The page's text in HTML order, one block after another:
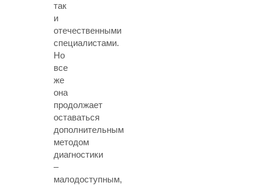
так
и
отечественными
специалистами.
Но
все
же
она
продолжает
оставаться
дополнительным
методом
диагностики
–
малодоступным,